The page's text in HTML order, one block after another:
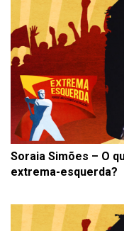
Soraia Simões – O
extrema-esquerda?